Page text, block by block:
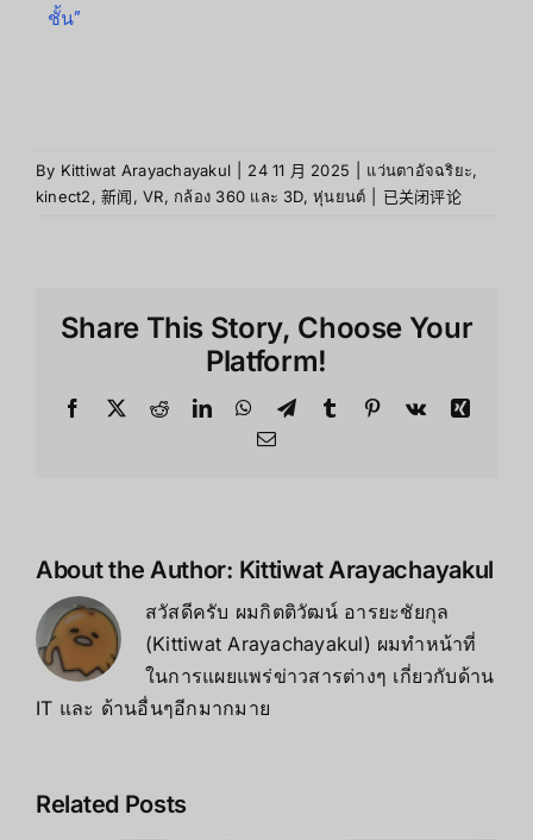
ชั้น”
By Kittiwat Arayachayakul 24 11 月 2025 แว่นตาอัจฉริยะ,
kinect2,新闻,VR, กล้อง 360 และ 3D,หุ่นยนต์ 已关闭评论
Share This Story, Choose Your
Platform!
About the Author: Kittiwat Arayachayakul
สวัสดีครับ ผมกิตติวัฒน์ อารยะชัยกุล
(Kittiwat Arayachayakul) ผมทำหน้าที่
ในการแผยแพร่ข่าวสารต่างๆ เกี่ยวกับด้าน
IT และ ด้านอื่นๆอีกมากมาย
Related Postsรีวิว Even